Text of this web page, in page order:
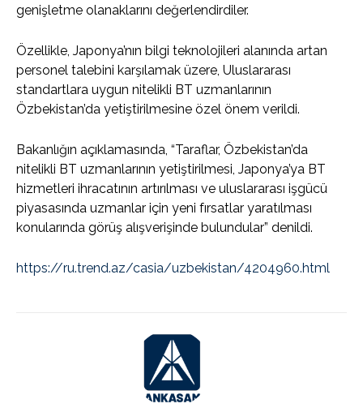
genişletme olanaklarını değerlendirdiler.
Özellikle, Japonya’nın bilgi teknolojileri alanında artan
personel talebini karşılamak üzere, Uluslararası
standartlara uygun nitelikli BT uzmanlarının
Özbekistan’da yetiştirilmesine özel önem verildi.
Bakanlığın açıklamasında, “Taraflar, Özbekistan’da
nitelikli BT uzmanlarının yetiştirilmesi, Japonya’ya BT
hizmetleri ihracatının artırılması ve uluslararası işgücü
piyasasında uzmanlar için yeni fırsatlar yaratılması
konularında görüş alışverişinde bulundular” denildi.
https://ru.trend.az/casia/uzbekistan/4204960.html